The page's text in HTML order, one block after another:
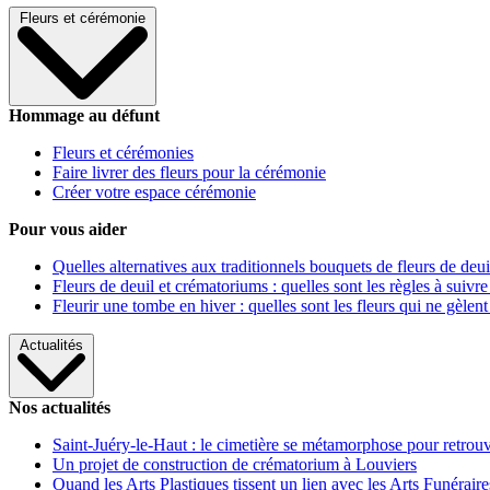
Fleurs et cérémonie
Hommage au défunt
Fleurs et cérémonies
Faire livrer des fleurs pour la cérémonie
Créer votre espace cérémonie
Pour vous aider
Quelles alternatives aux traditionnels bouquets de fleurs de
Fleurs de deuil et crématoriums : quelles sont les règles à
Fleurir une tombe en hiver : quelles sont les fleurs qui ne gèlent
Actualités
Nos actualités
Saint-Juéry-le-Haut : le cimetière se métamorphose pour
Un projet de construction de crématorium à Louviers
Quand les Arts Plastiques tissent un lien avec les Arts